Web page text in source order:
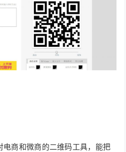
商和微商的二维码工具，能把